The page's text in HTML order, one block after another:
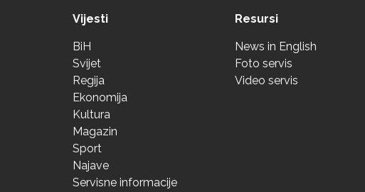
Vijesti
BiH
Svijet
Regija
Ekonomija
Kultura
Magazin
Sport
Najave
Servisne informacije
Resursi
News in English
Foto servis
Video servis